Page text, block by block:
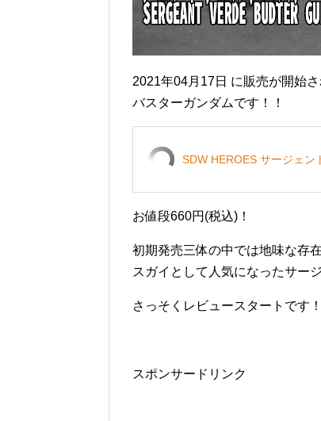
2021年04月17日 に販売が開始
バスターガンダムです！！
SDW HEROES サージェ
お値段660円(税込)！
初期発売三体の中では地味な存
スガイとして人気になったサー
さっそくレビュースタートです！
スポンサードリンク